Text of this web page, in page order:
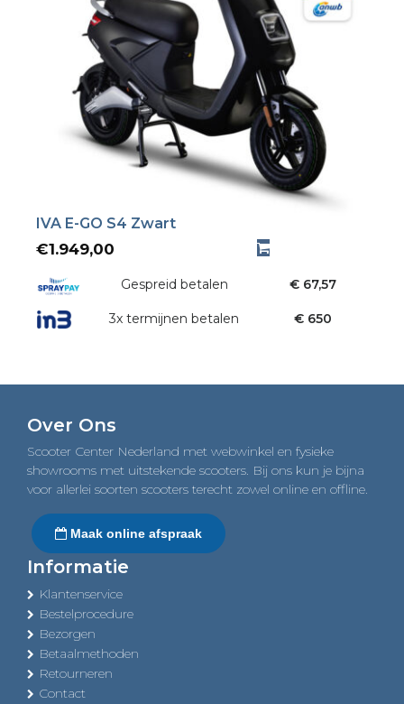
IVA E-GO S4 Zwart
€1.949,00
Gespreid betalen € 67,57
3x termijnen betalen € 650
Over Ons
Scooter Center Nederland met webwinkel en fysieke
showrooms met uitstekende scooters. Bij ons kun je bijna
voor allerlei soorten scooters terecht zowel online en offline.
Maak online afspraak
Informatie
Klantenservice
Bestelprocedure
Bezorgen
Betaalmethoden
Retourneren
Contact